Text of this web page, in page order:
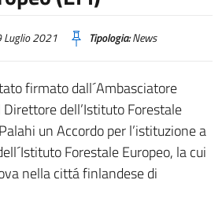
2021 Tipologia:News
firmato dall´Ambasciatore
dell’Istituto Forestale
un Accordo per l’istituzione a
Forestale Europeo, la cui
nella cittá finlandese di